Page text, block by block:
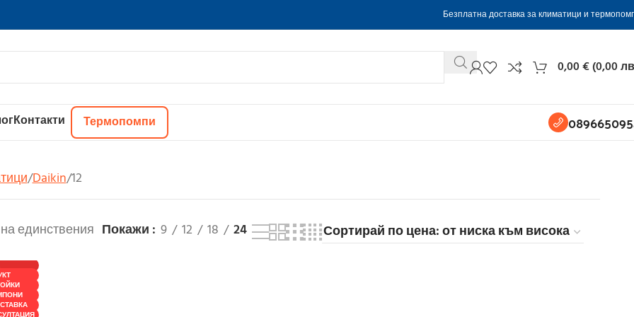
Безплатна доставка за климатици и
0,00€(0,00
Контакти Термопомпи
Daikin 12
единствения Покажи 9 12 18 24